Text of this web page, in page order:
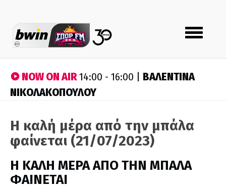
Toggle
navigation
NOW ON AIR14:00 - 16:00 | ΒΑΛΕΝΤΙΝΑ
ΝΙΚΟΛΑΚΟΠΟΥΛΟΥ
Η καλή μέρα από την μπάλα
φαίνεται (21/07/2023)
H ΚΑΛΗ ΜΕΡΑ ΑΠΟ ΤΗΝ ΜΠΑΛΑ
ΦΑΙΝΕΤΑΙ